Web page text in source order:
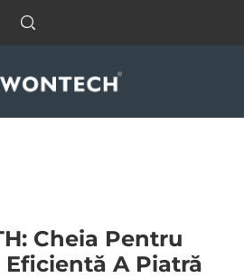
Cheia Pentru
Eficientă A Piatră